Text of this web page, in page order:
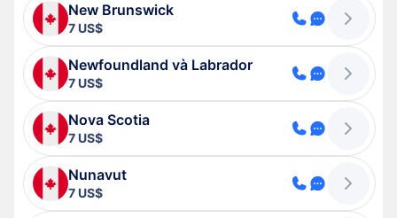
New Brunswick
7 US$
Newfoundland và Labrador
7 US$
Nova Scotia
7 US$
Nunavut
7 US$